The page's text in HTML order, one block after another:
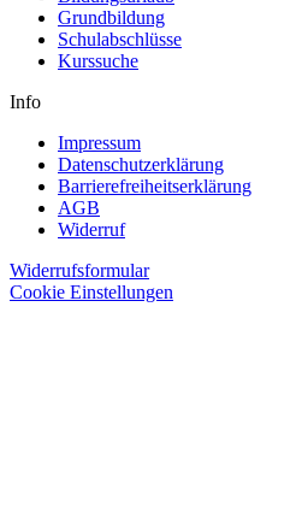
Grundbildung
Schulabschlüsse
Kurssuche
Info
Impressum
Datenschutzerklärung
Barrierefreiheitserklärung
AGB
Widerruf
Widerrufsformular
Cookie Einstellungen